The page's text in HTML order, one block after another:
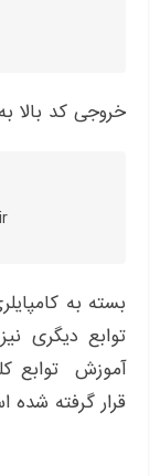
خروجی کد بالا
بسته به
توابع دیگری
آموزش توابع
قرار گرفته شده